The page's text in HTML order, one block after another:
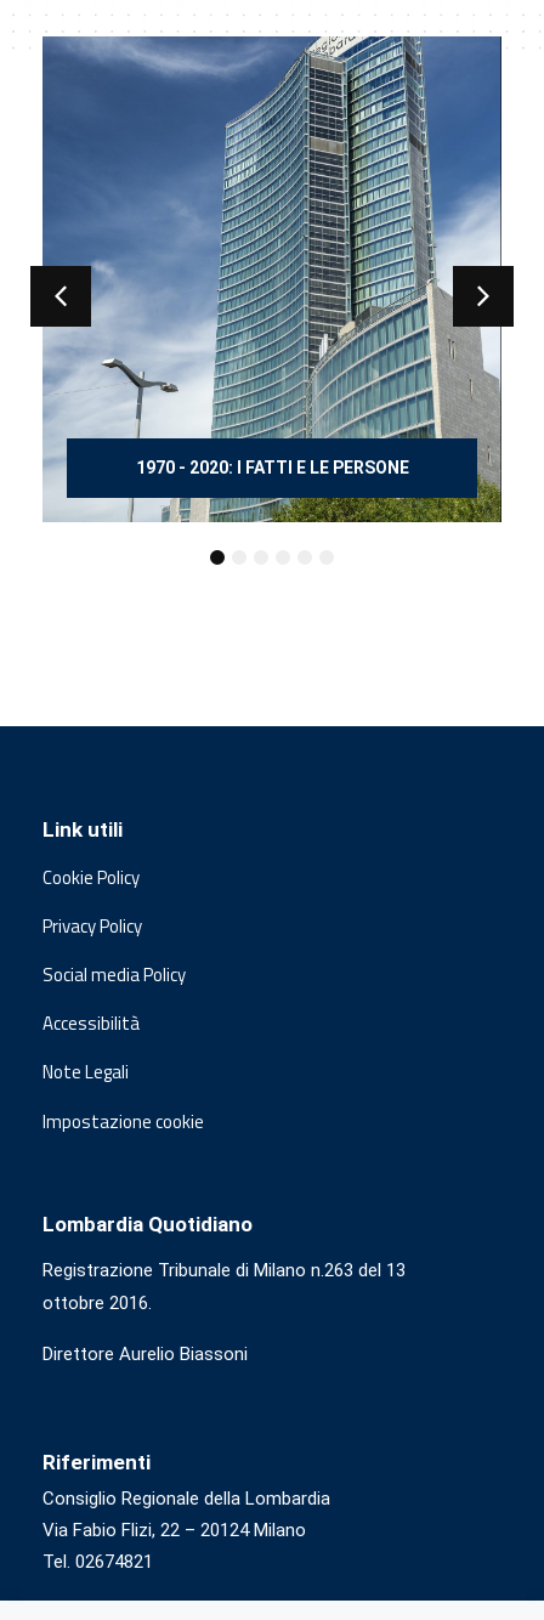
150 ANNI DOPO MANZONI
Link utili
Cookie Policy
Privacy Policy
Social media Policy
Accessibilità
Note Legali
Impostazione cookie
Lombardia Quotidiano
Registrazione Tribunale di Milano n.263 del 13
ottobre 2016.
Direttore Aurelio Biassoni
Riferimenti
Consiglio Regionale della Lombardia
Via Fabio Flizi, 22 – 20124 Milano
Tel. 02674821